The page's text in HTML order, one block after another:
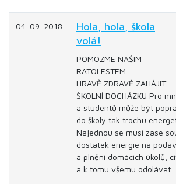
04. 09. 2018
Hola, hola, škola
volá!
POMOZME NAŠIM
RATOLESTEM
HRAVĚ ZDRAVĚ ZAHÁJIT
ŠKOLNÍ DOCHÁZKU Pro
a studentů může být
do školy tak trochu
Najednou se musí zase
dostatek energie na
a plnění domácích úkolů,
a k tomu všemu odolávat…